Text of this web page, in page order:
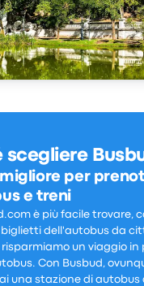
scegliere
migliore per
e treni
è più facile trovare,
biglietti dell'autobus da
risparmiamo un viaggio in
Con Busbud,
una stazione di